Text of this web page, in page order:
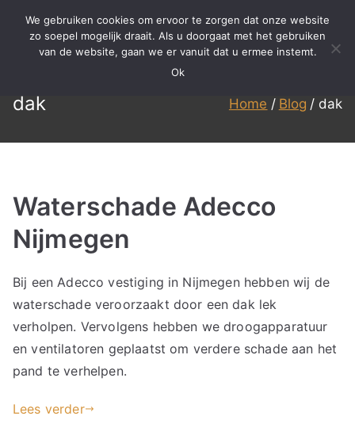
BBS
Reinigen
Meer dan 15 jaar ervaring in
specialistisch reinigen,
dak Home Blog dak
Waterschade Adecco
Nijmegen
Bij een Adecco vestiging in Nijmegen hebben wij de
waterschade veroorzaakt door een dak lek
verholpen. Vervolgens hebben we droogapparatuur
en ventilatoren geplaatst om verdere schade aan het
pand te verhelpen.
Lees verder
We gebruiken cookies om ervoor te zorgen dat onze website
zo soepel mogelijk draait. Als u doorgaat met het gebruiken
van de website, gaan we er vanuit dat u ermee instemt.
Ok